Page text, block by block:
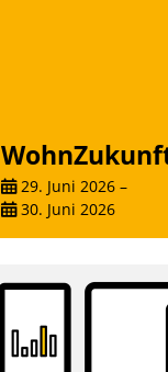
29. Juni 2026 –
30. Juni 2026